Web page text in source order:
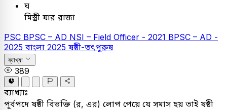
ঘ
মিস্ত্রী যার রাজা
PSC BPSC – AD NSI – Field Officer - 2021 BPSC – AD -
2025 বাংলা 2025 ষষ্ঠী-তৎপুরুষ
ব্যাখ্যা
389
ব্যাখ্যাঃ
পূর্বপদে ষষ্ঠী বিভক্তি (র, এর) লোপ পেয়ে যে সমাস হয় তাই ষষ্ঠী